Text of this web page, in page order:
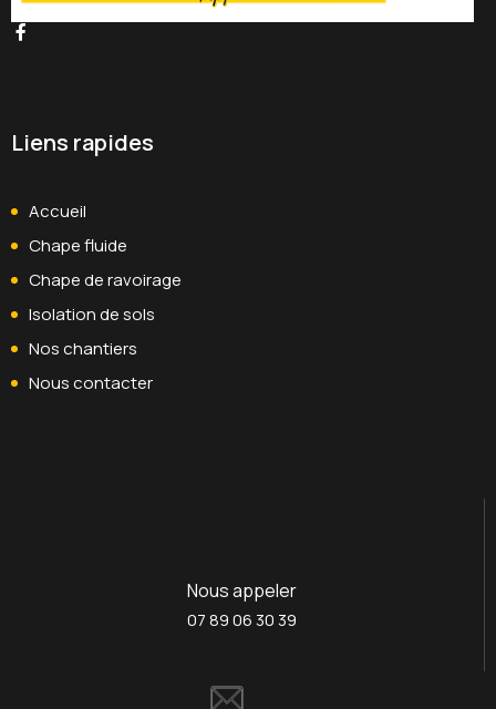
Liens rapides
Accueil
Chape fluide
Chape de ravoirage
Isolation de sols
Nos chantiers
Nous contacter
Nous appeler
07 89 06 30 39